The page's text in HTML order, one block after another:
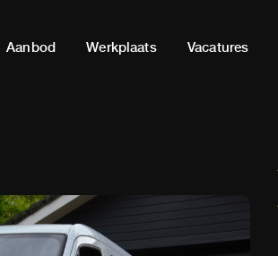
Aanbod Werkplaats Vacatures